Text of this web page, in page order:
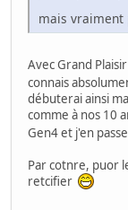
mais vraiment
Avec Grand
connais
débuterai ainsi
comme à nos 10
Gen4 et j'en
Par cotnre, puor
retcifier